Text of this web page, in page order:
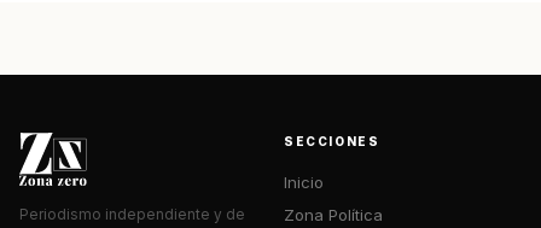
Periodismo independiente y de
SECCIONES
Inicio
Zona Política